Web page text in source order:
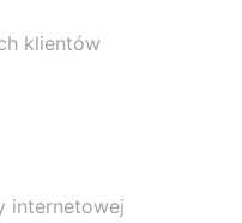
klientów
internetowej